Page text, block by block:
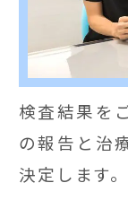
検査結果を
の報告と治
決定します。